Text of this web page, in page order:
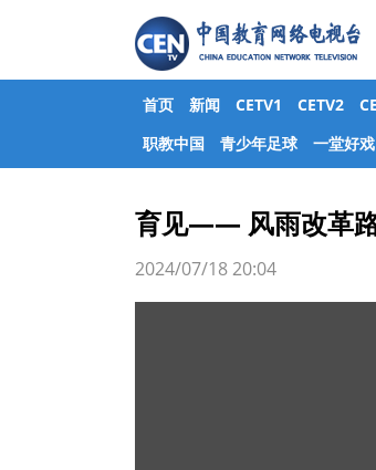
首页 新闻 CETV1 CETV2
职教中国
青少年足球 一堂好戏
育见—— 风雨改革
2024/07/18 20:04